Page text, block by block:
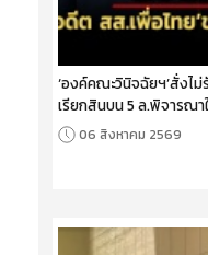
‘องค์คณะวินิจฉัยฯ’สั่งไ
เรียกสินบน 5 ล.พิจารณา
06 สิงหาคม 2569